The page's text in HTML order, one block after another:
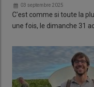
03 septembre 2025
C'est comme si toute la
une fois, le dimanche 31